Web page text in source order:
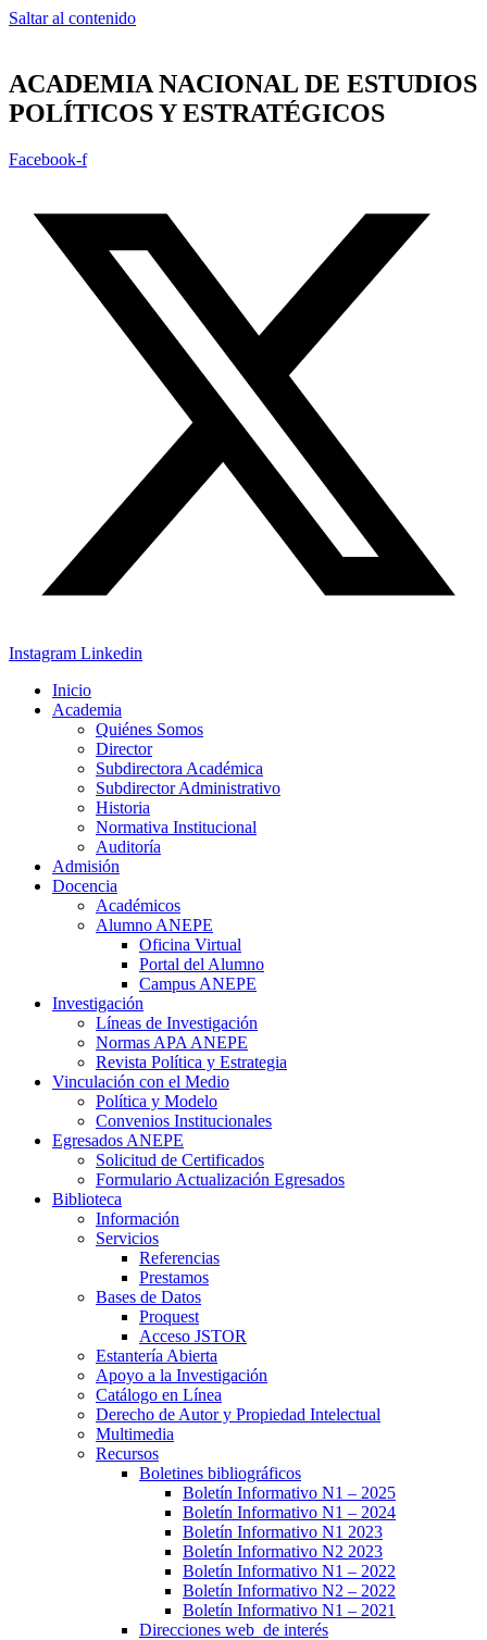
Saltar al contenido
ACADEMIA NACIONAL DE ESTUDIOS
POLÍTICOS Y ESTRATÉGICOS
Facebook-f
Instagram Linkedin
Inicio
Academia
Quiénes Somos
Director
Subdirectora Académica
Subdirector Administrativo
Historia
Normativa Institucional
Auditoría
Admisión
Docencia
Académicos
Alumno ANEPE
Oficina Virtual
Portal del Alumno
Campus ANEPE
Investigación
Líneas de Investigación
Normas APA ANEPE
Revista Política y Estrategia
Vinculación con el Medio
Política y Modelo
Convenios Institucionales
Egresados ANEPE
Solicitud de Certificados
Formulario Actualización Egresados
Biblioteca
Información
Servicios
Referencias
Prestamos
Bases de Datos
Proquest
Acceso JSTOR
Estantería Abierta
Apoyo a la Investigación
Catálogo en Línea
Derecho de Autor y Propiedad Intelectual
Multimedia
Recursos
Boletines bibliográficos
Boletín Informativo N1 – 2025
Boletín Informativo N1 – 2024
Boletín Informativo N1 2023
Boletín Informativo N2 2023
Boletín Informativo N1 – 2022
Boletín Informativo N2 – 2022
Boletín Informativo N1 – 2021
Direcciones web de interés